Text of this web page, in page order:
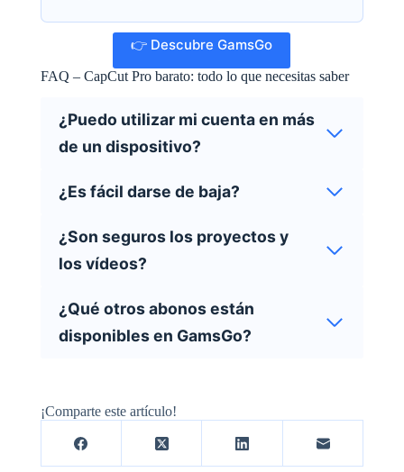
👉 Descubre GamsGo
FAQ – CapCut Pro barato: todo lo que necesitas saber
¿Puedo utilizar mi cuenta en más
de un dispositivo?
¿Es fácil darse de baja?
¿Son seguros los proyectos y
los vídeos?
¿Qué otros abonos están
disponibles en GamsGo?
¡Comparte este artículo!